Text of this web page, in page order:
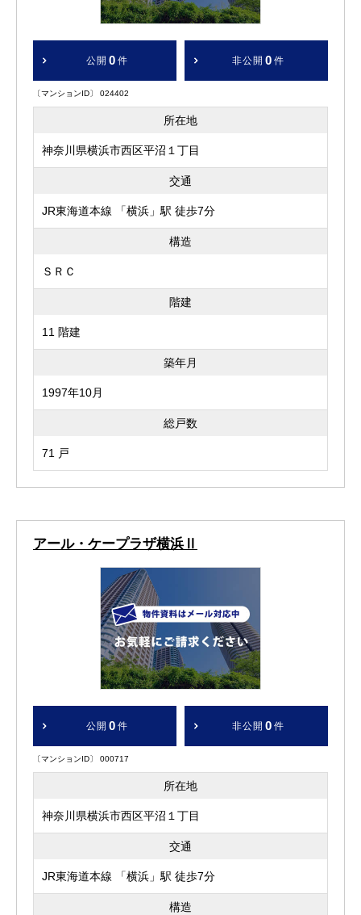
公開 0 件 非公開 0 件
〔マンションID〕 024402
所在地
神奈川県横浜市西区平沼１丁目
交通
JR東海道本線 「横浜」駅 徒歩7分
構造
ＳＲＣ
階建
11 階建
築年月
1997年10月
総戸数
71 戸
アール・ケープラザ横浜Ⅱ
公開 0 件 非公開 0 件
〔マンションID〕 000717
所在地
神奈川県横浜市西区平沼１丁目
交通
JR東海道本線 「横浜」駅 徒歩7分
構造